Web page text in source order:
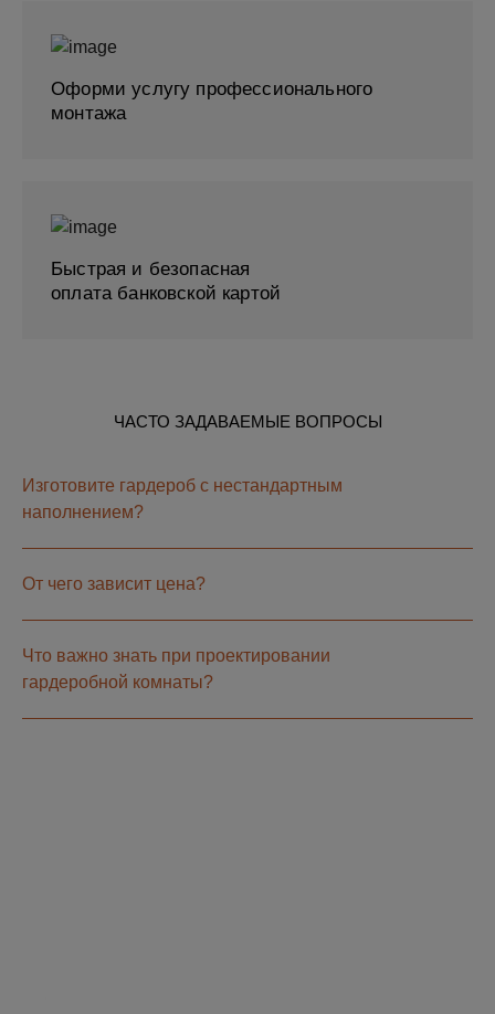
Оформи услугу профессионального
монтажа
Быстрая и безопасная
оплата банковской картой
ЧАСТО ЗАДАВАЕМЫЕ ВОПРОСЫ
Изготовите гардероб с нестандартным
наполнением?
От чего зависит цена?
Что важно знать при проектировании
гардеробной комнаты?